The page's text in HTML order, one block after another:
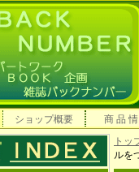
ショップ概要
商 品
トッ
ルを